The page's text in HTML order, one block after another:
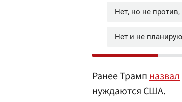
Ранее Трампназвал
нуждаются США.